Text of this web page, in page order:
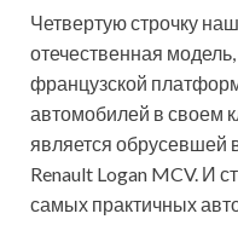
Четвертую строчку
отечественная
французской
автомобилей в своем
является обрусевшей
Renault Logan MCV. И
самых практичных